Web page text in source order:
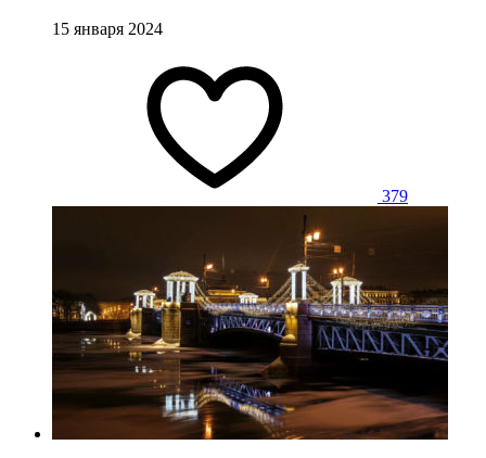
15 января 2024
379